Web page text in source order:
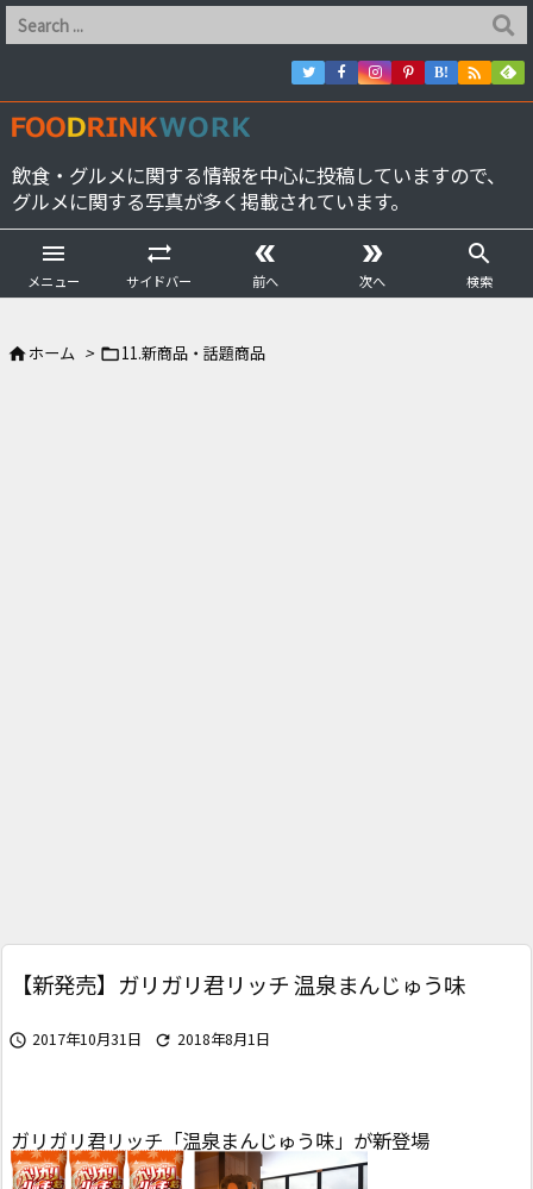
飲食・グルメに関する情報を中心に投稿していますので、
グルメに関する写真が多く掲載されています。

メニュー

サイドバー

前へ

次へ

検索
B! 
ホーム > 11.新商品・話題商品
【新発売】ガリガリ君リッチ 温泉まんじゅう味
 2017年10月31日  2018年8月1日
ガリガリ君リッチ「温泉まんじゅう味」が新登場